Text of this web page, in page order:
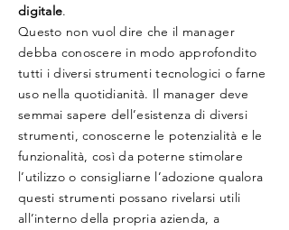
digitale.
Questo non vuol dire che il manager
debba conoscere in modo approfondito
tutti i diversi strumenti tecnologici o farne
uso nella quotidianità. Il manager deve
semmai sapere dell’esistenza di diversi
strumenti, conoscerne le potenzialità e le
funzionalità, così da poterne stimolare
l’utilizzo o consigliarne l’adozione qualora
questi strumenti possano rivelarsi utili
all’interno della propria azienda, a